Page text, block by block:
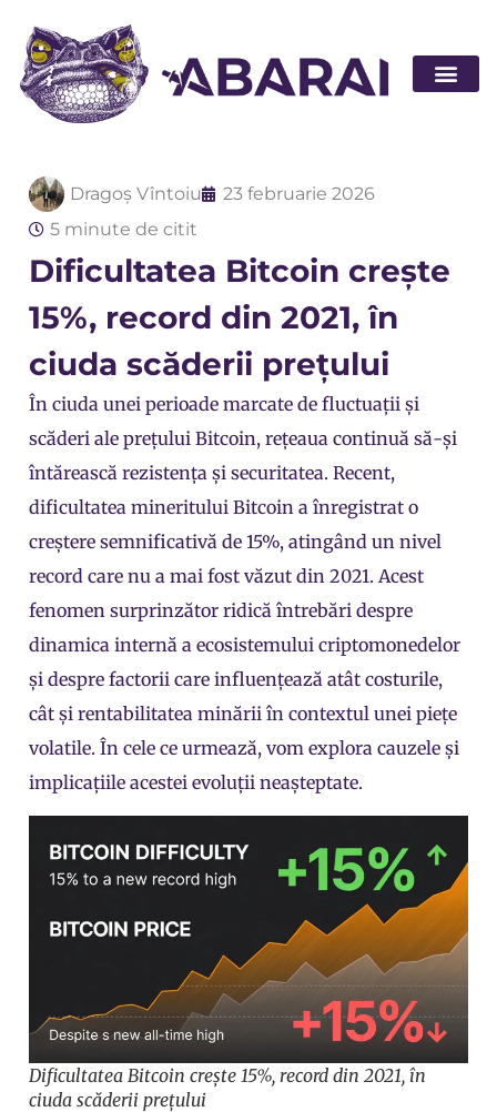
Dragoș Vîntoiu
23 februarie 2026
5 minute de citit
Dificultatea Bitcoin crește
15%, record din 2021, în
ciuda scăderii prețului
În ciuda unei perioade marcate de fluctuații și
scăderi ale prețului Bitcoin, rețeaua continuă să-și
întărească rezistența și securitatea. Recent,
dificultatea mineritului Bitcoin a înregistrat o
creștere semnificativă de 15%, atingând un nivel
record care nu a mai fost văzut din 2021. Acest
fenomen surprinzător ridică întrebări despre
dinamica internă a ecosistemului criptomonedelor
și despre factorii care influențează atât costurile,
cât și rentabilitatea minării în contextul unei piețe
volatile. În cele ce urmează, vom explora cauzele și
implicațiile acestei evoluții neașteptate.
Dificultatea Bitcoin crește 15%, record din 2021, în
ciuda scăderii prețului